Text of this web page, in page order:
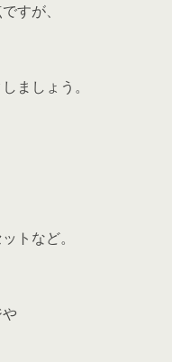
すが、
ましょう。
トなど。